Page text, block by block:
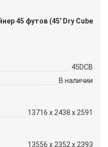
45 футов (45′ Dry Cube
45DCB
В наличии
13716 x 2438 x 2591
13556 x 2352 x 2393